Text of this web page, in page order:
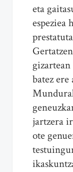
eta
espeziea
batez ere
jartzera
ote